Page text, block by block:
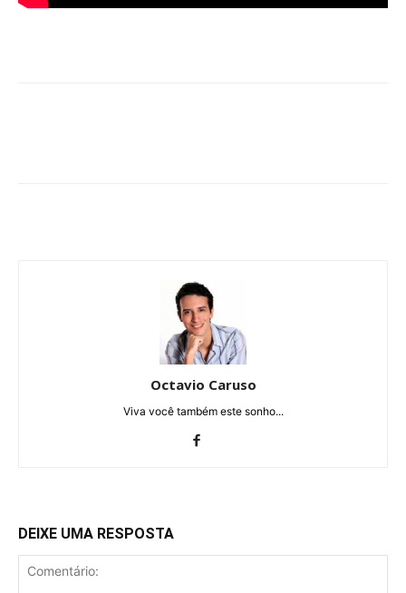
Octavio Caruso
Viva você também este sonho...
DEIXE UMA RESPOSTA